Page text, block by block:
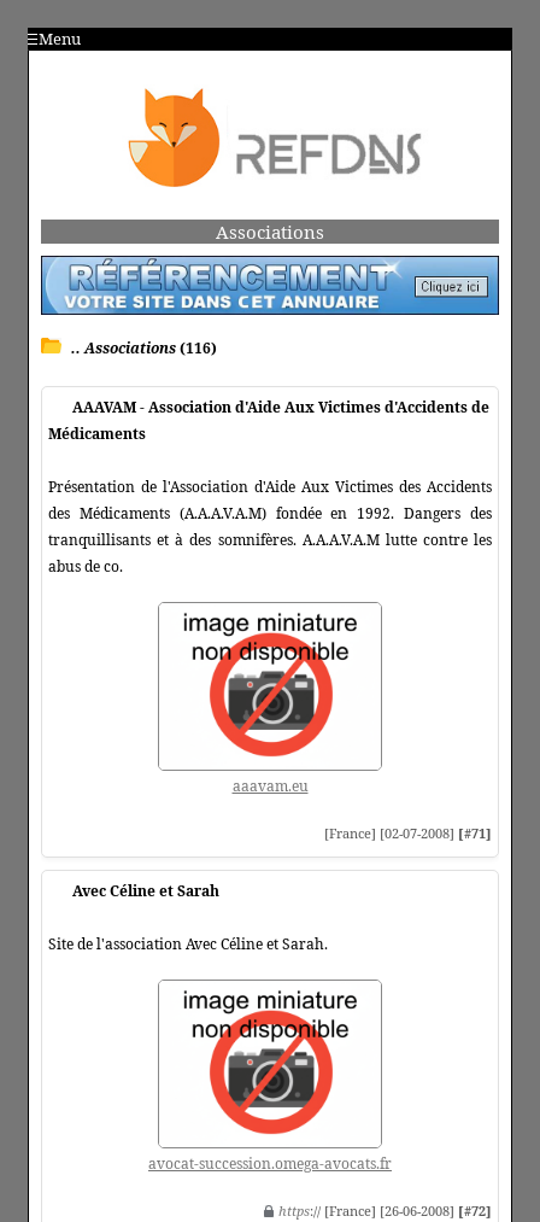
Menu
Associations
.. Associations(116)
AAAVAM - Association d'Aide Aux Victimes d'Accidents de
Médicaments
Présentation de l'Association d'Aide Aux Victimes des Accidents
des Médicaments (A.A.A.V.A.M) fondée en 1992. Dangers des
tranquillisants et à des somnifères. A.A.A.V.A.M lutte contre les
abus de co.
aaavam.eu
[France] [02-07-2008] [#71]
Avec Céline et Sarah
Site de l'association Avec Céline et Sarah.
avocat-succession.omega-avocats.fr
https:// [France] [26-06-2008] [#72]